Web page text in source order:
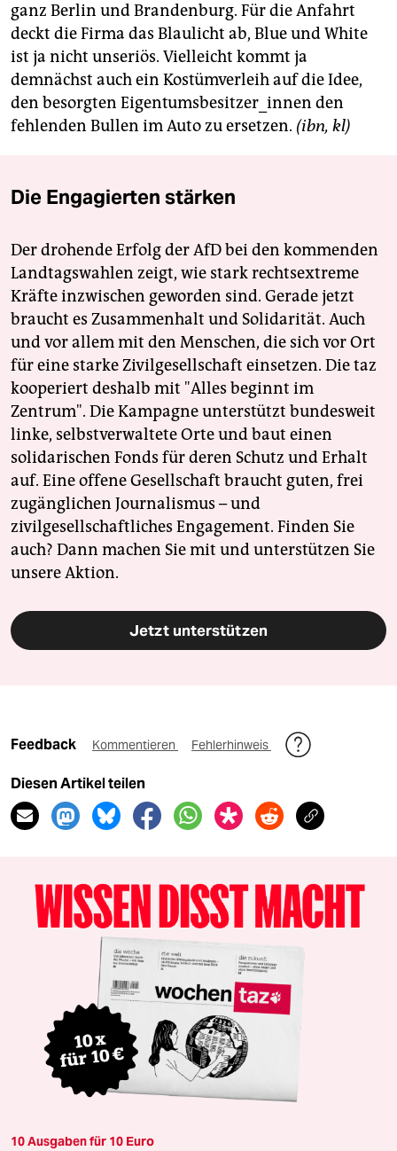
unterstützen
abo
genossenschaft
epaper login
ganz Berlin und Brandenburg. Für die Anfahrt
deckt die Firma das Blaulicht ab, Blue und White
ist ja nicht unseriös. Vielleicht kommt ja
demnächst auch ein Kostümverleih auf die Idee,
den besorgten Eigentumsbesitzer_innen den
fehlenden Bullen im Auto zu ersetzen. (ibn, kl)
Die Engagierten stärken
Der drohende Erfolg der AfD bei den kommenden
Landtagswahlen zeigt, wie stark rechtsextreme
Kräfte inzwischen geworden sind. Gerade jetzt
braucht es Zusammenhalt und Solidarität. Auch
und vor allem mit den Menschen, die sich vor Ort
für eine starke Zivilgesellschaft einsetzen. Die taz
kooperiert deshalb mit "Alles beginnt im
Zentrum". Die Kampagne unterstützt bundesweit
linke, selbstverwaltete Orte und baut einen
solidarischen Fonds für deren Schutz und Erhalt
auf. Eine offene Gesellschaft braucht guten, frei
zugänglichen Journalismus – und
zivilgesellschaftliches Engagement. Finden Sie
auch? Dann machen Sie mit und unterstützen Sie
unsere Aktion.
Jetzt unterstützen
Feedback Kommentieren Fehlerhinweis
Diesen Artikel teilen
10 Ausgaben für 10 Euro